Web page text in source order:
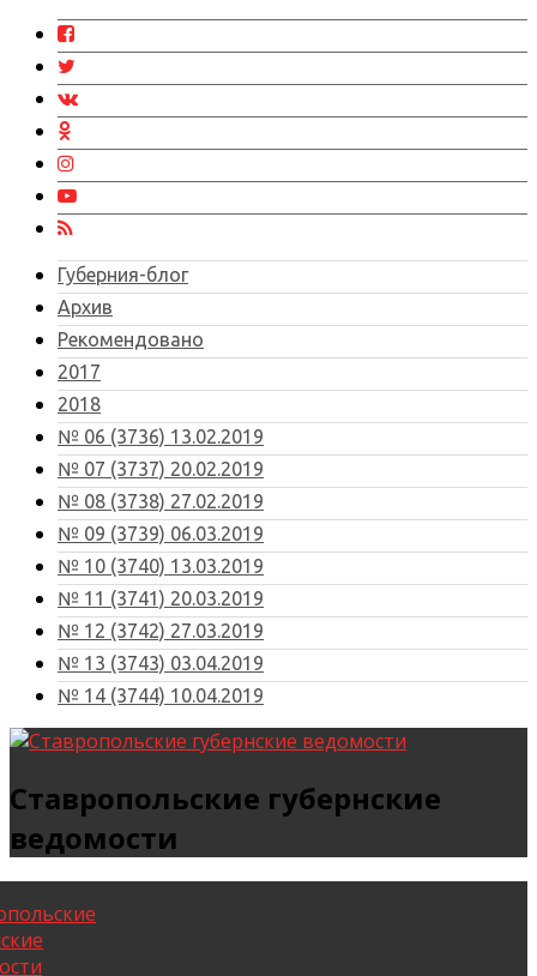
Губерния-блог
Архив
Рекомендовано
2017
2018
№ 06 (3736) 13.02.2019
№ 07 (3737) 20.02.2019
№ 08 (3738) 27.02.2019
№ 09 (3739) 06.03.2019
№ 10 (3740) 13.03.2019
№ 11 (3741) 20.03.2019
№ 12 (3742) 27.03.2019
№ 13 (3743) 03.04.2019
№ 14 (3744) 10.04.2019
Ставропольские губернские
ведомости